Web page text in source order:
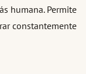
humana. Permite
constantemente